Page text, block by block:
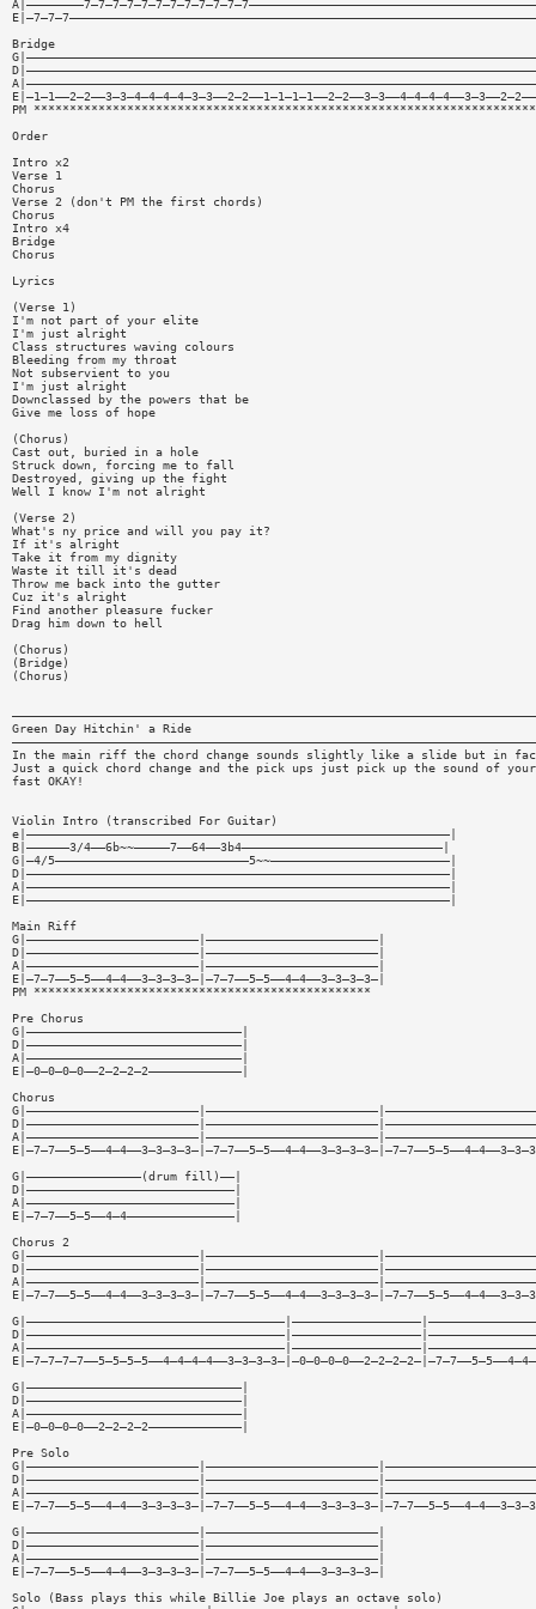
Bridge
PM
Order
Intro x2
Verse 1
Chorus
Verse 2 (don't PM the first chords)
Chorus
Intro x4
Bridge
Chorus
Lyrics
(Verse 1)
I'm not part of your elite
I'm just alright
Class structures waving colours
Bleeding from my throat
Not subservient to you
I'm just alright
Downclassed by the powers that be
Give me loss of hope
(Chorus)
Cast out, buried in a hole
Struck down, forcing me to fall
Destroyed, giving up the fight
Well I know I'm not alright
(Verse 2)
What's ny price and will you pay it?
If it's alright
Take it from my dignity
Waste it till it's dead
Throw me back into the gutter
Cuz it's alright
Find another pleasure fucker
Drag him down to hell
(Chorus)
(Bridge)
(Chorus)
Green Day Hitchin' a Ride
In the main riff the chord change sounds slightly like a slide but in
Just a quick chord change and the pick ups just pick up the sound of your
fast OKAY!
Violin Intro (transcribed For Guitar)
e|———————————————————————————————————————————————————————————|
B|——————3/4——6b~~—————7——64——3b4————————————————————————————|
G|—4/5———————————————————————————5~~—————————————————————————|
D|———————————————————————————————————————————————————————————|
A|———————————————————————————————————————————————————————————|
E|———————————————————————————————————————————————————————————|
Main Riff
G|————————————————————————|————————————————————————|
D|————————————————————————|————————————————————————|
A|————————————————————————|————————————————————————|
E|—7—7——5—5——4—4——3—3—3—3—|—7—7——5—5——4—4——3—3—3—3—|
PM ***********************************************
Pre Chorus
G|——————————————————————————————|
D|——————————————————————————————|
A|——————————————————————————————|
E|—0—0—0—0——2—2—2—2—————————————|
Chorus
G|————————————————(drum fill)——|
D|—————————————————————————————|
A|—————————————————————————————|
E|—7—7——5—5——4—4———————————————|
Chorus 2
G|——————————————————————————————|
D|——————————————————————————————|
A|——————————————————————————————|
E|—0—0—0—0——2—2—2—2—————————————|
Pre Solo
G|————————————————————————|————————————————————————|
D|————————————————————————|————————————————————————|
A|————————————————————————|————————————————————————|
E|—7—7——5—5——4—4——3—3—3—3—|—7—7——5—5——4—4——3—3—3—3—|
Solo (Bass plays this while Billie Joe plays an octave solo)